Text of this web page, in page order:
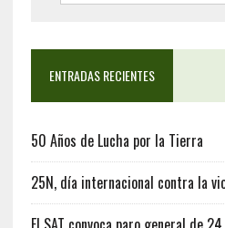
ENTRADAS RECIENTES
50 Años de Lucha por la Tierra
25N, día internacional contra la